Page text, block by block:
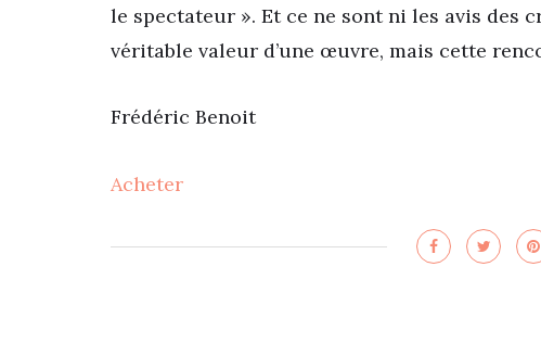
le spectateur ». Et ce ne sont ni les avis des
véritable valeur d’une œuvre, mais cette
Frédéric Benoit
Acheter